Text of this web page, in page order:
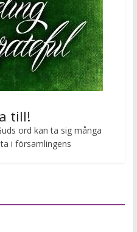
till!
ord kan ta sig många
i församlingens